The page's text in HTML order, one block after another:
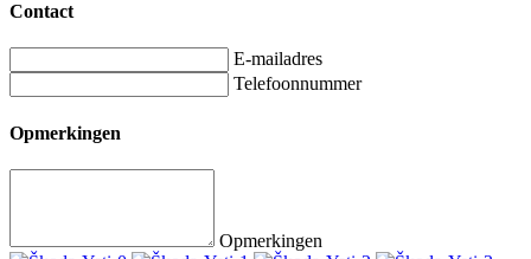
Contact
E-mailadres
Telefoonnummer
Opmerkingen
Opmerkingen